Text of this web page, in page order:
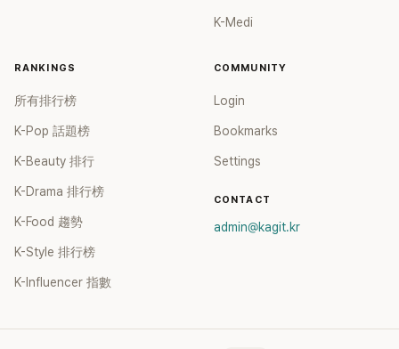
K-Medi
RANKINGS
所有排行榜
K-Pop 話題榜
K-Beauty 排行
K-Drama 排行榜
K-Food 趨勢
K-Style 排行榜
K-Influencer 指數
COMMUNITY
Login
Bookmarks
Settings
CONTACT
admin@kagit.kr